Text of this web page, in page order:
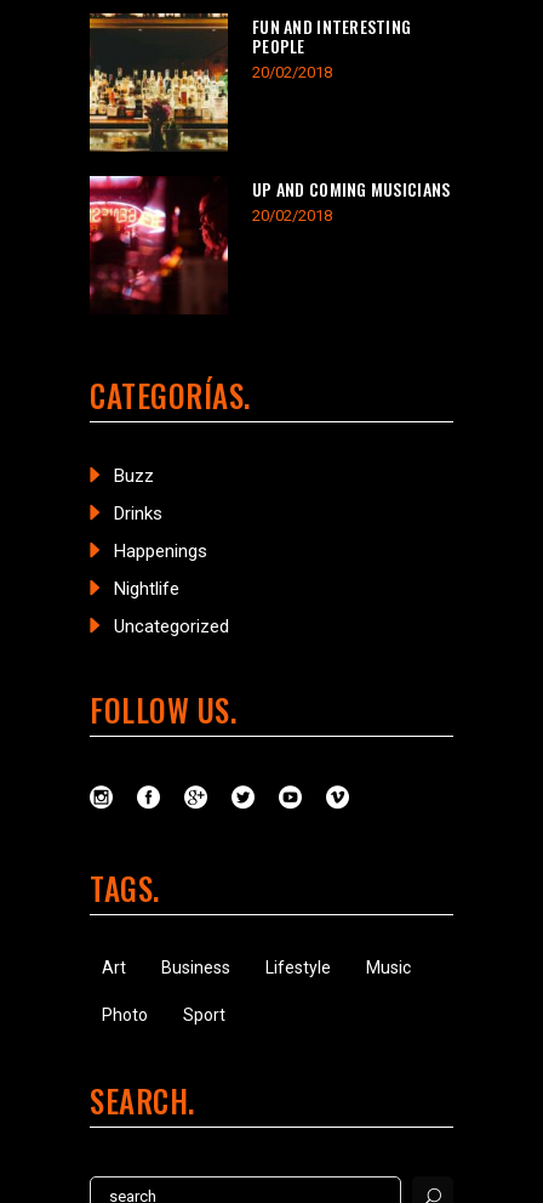
FUN AND INTERESTING
PEOPLE
20/02/2018
UP AND COMING MUSICIANS
20/02/2018
CATEGORÍAS
Buzz
Drinks
Happenings
Nightlife
Uncategorized
FOLLOW US
TAGS
Art Business Lifestyle Music
Photo Sport
SEARCH
Search